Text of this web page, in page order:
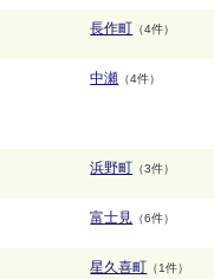
長作町 （4件）
中瀬 （4件）
浜野町 （3件）
富士見 （6件）
星久喜町 （1件）